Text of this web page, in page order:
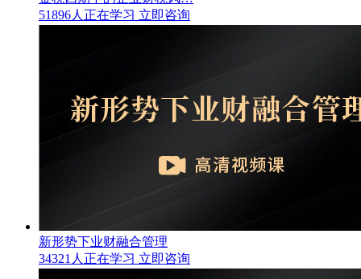
51896人正在学习 立即咨询
新形势下业财融合管理
34321人正在学习 立即咨询